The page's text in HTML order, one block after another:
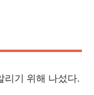
리기 위해 나섰다.